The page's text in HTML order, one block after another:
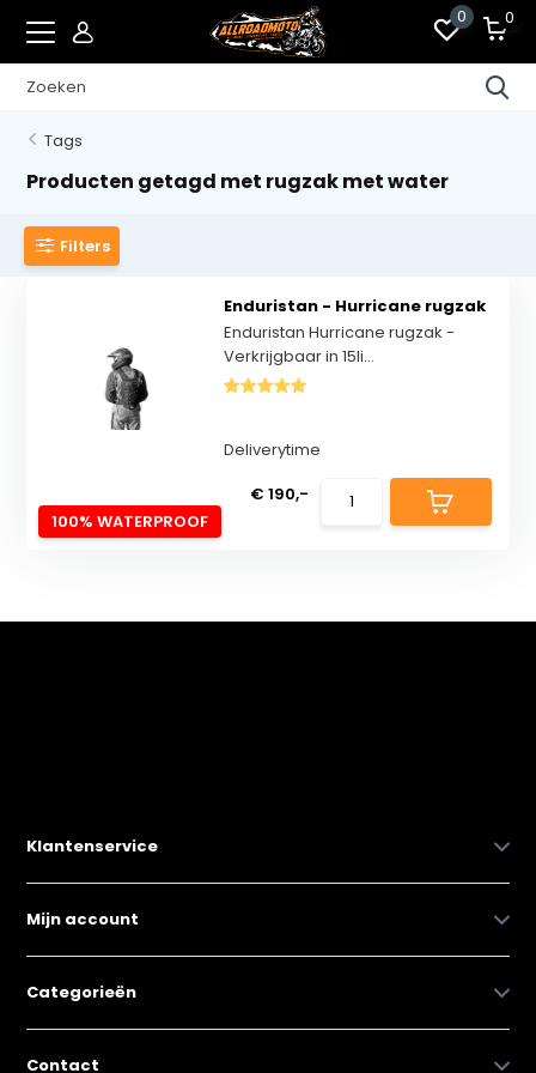
0 0
Tags
Producten getagd met rugzak met water
Filters
100% WATERPROOF
Enduristan - Hurricane rugzak
Enduristan Hurricane rugzak -
Verkrijgbaar in 15li...
Deliverytime
€ 190,-
Klantenservice
Mijn account
Categorieën
Contact